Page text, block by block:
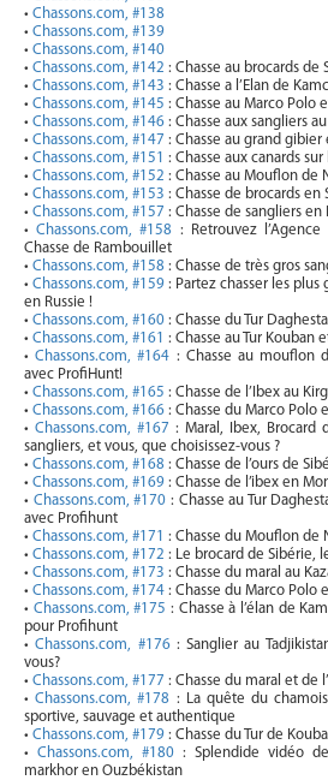
• Chassons.com, #138
• Chassons.com, #139
• Chassons.com, #140
• Chassons.com, #142 : Сhasse au brocards de
• Chassons.com, #143 : Сhasse a l’Elan de
• Chassons.com, #145 : Chasse au Marco Polo
• Chassons.com, #146 : Сhasse aux sangliers
• Chassons.com, #147 : Chasse au grand gibier
• Chassons.com, #151 : Chasse aux canards
• Chassons.com, #152 : Chasse au Mouflon de
• Chassons.com, #153 : Chasse de brocards
• Chassons.com, #157 : Chasse de sangliers
•Chassons.com, #158 : Retrouvez
Chasse de Rambouillet
• Chassons.com, #158 : Chasse de très gros
• Chassons.com, #159 : Partez chasser les plus
en Russie !
• Chassons.com, #160 : Chasse du Tur
• Chassons.com, #161 : Chasse au Tur Kouban
•Chassons.com, #164 : Сhasse au mouflon
avec ProfiHunt!
• Chassons.com, #165 : Chasse de l’Ibex au
• Chassons.com, #166 : Chasse du Marco Polo
• Chassons.com, #167 : Maral, Ibex, Brocard
sangliers, et vous, que choisissez-vous ?
• Chassons.com, #168 : Chasse de l’ours de
• Chassons.com, #169 : Chasse de l’ibex en
• Chassons.com, #170 : Chasse au Tur
avec Profihunt
• Chassons.com, #171 : Chasse du Mouflon de
• Chassons.com, #172 : Le brocard de Sibérie,
• Chassons.com, #173 : Chasse du maral au
• Chassons.com, #174 : Chasse du Marco Polo
• Chassons.com, #175 : Chasse à l’élan de
pour Profihunt
•Chassons.com, #176: Sanglier au
vous?
• Chassons.com, #177 : Chasse du maral et de
•Chassons.com, #178 : La quête du
sportive, sauvage et authentique
• Chassons.com, #179 : Chasse du Tur de
• Chassons.com, #180 : Splendide vidéo
markhor en Ouzbékistan